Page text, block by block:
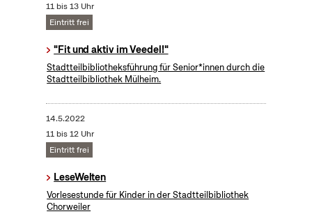
11 bis 13 Uhr
Eintritt frei
"Fit und aktiv im Veedel!"
Stadtteilbibliotheksführung für Senior*innen durch die
Stadtteilbibliothek Mülheim.
14.5.2022
11 bis 12 Uhr
Eintritt frei
LeseWelten
Vorlesestunde für Kinder in der Stadtteilbibliothek
Chorweiler